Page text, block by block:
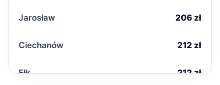
Jarosław 206 zł
Ciechanów 212 zł
Ełk 212 zł